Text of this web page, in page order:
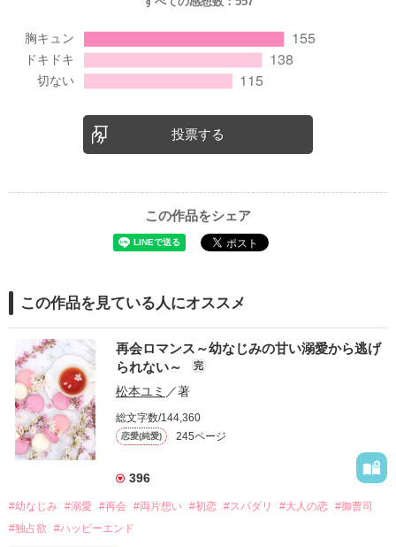
投票する
この作品をシェア
この作品を見ている人にオススメ
再会ロマンス～幼なじみの甘い溺愛から逃げ
られない～
完
松本ユミ ／著
総文字数/144,360
恋愛(純愛) 245ページ
396
#幼なじみ #溺愛 #再会 #両片想い #初恋 #スパダリ #大人の恋 #御曹司
#独占欲
#ハッピーエンド